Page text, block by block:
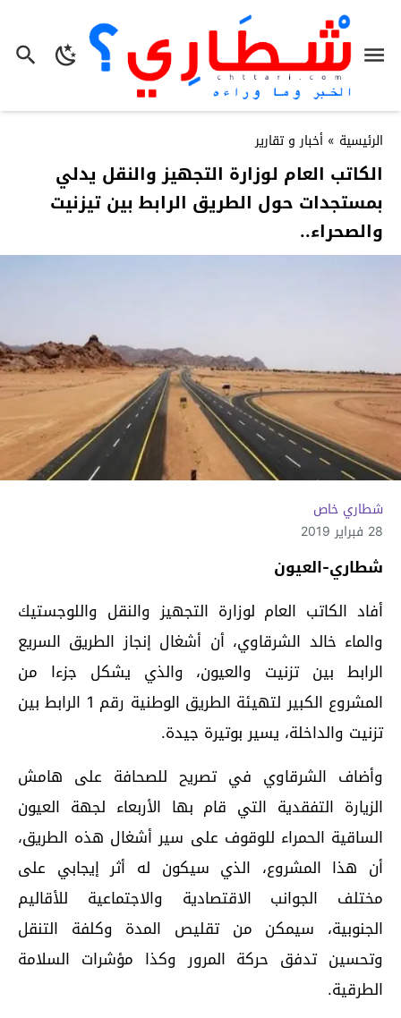
الرئيسية » أخبار و تقارير
الكاتب العام لوزارة التجهيز والنقل يدلي
بمستجدات حول الطريق الرابط بين تيزنيت
والصحراء..
شطاري خاص
28 فبراير 2019
شطاري-العيون
أفاد الكاتب العام لوزارة التجهيز والنقل واللوجستيك
والماء خالد الشرقاوي، أن أشغال إنجاز الطريق السريع
الرابط بين تزنيت والعيون، والذي يشكل جزءا من
المشروع الكبير لتهيئة الطريق الوطنية رقم 1 الرابط بين
تزنيت والداخلة، يسير بوتيرة جيدة.
وأضاف الشرقاوي في تصريح للصحافة على هامش
الزيارة التفقدية التي قام بها الأربعاء لجهة العيون
الساقية الحمراء للوقوف على سير أشغال هذه الطريق،
أن هذا المشروع، الذي سيكون له أثر إيجابي على
مختلف الجوانب الاقتصادية والاجتماعية للأقاليم
الجنوبية، سيمكن من تقليص المدة وكلفة التنقل
وتحسين تدفق حركة المرور وكذا مؤشرات السلامة
الطرقية.